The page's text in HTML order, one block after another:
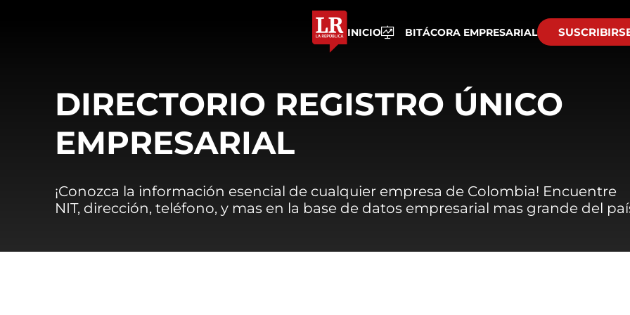
INICIO BITÁCORA EMPRESARIAL
DIRECTORIO REGISTRO ÚNICO
EMPRESARIAL
¡Conozca la información esencial de cualquier empresa de Colombia! Encuentre
NIT, dirección, teléfono, y mas en la base de datos empresarial mas grande del